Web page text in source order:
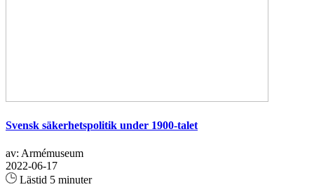
Svensk säkerhetspolitik under 1900-talet
av: Armémuseum
2022-06-17
Lästid 5 minuter